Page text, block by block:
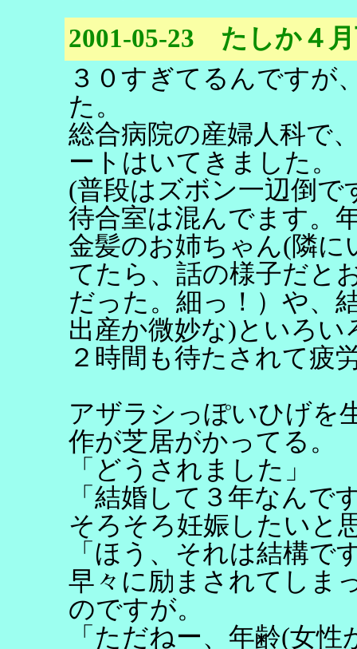
2001-05-23 たしか４
３０すぎてるんですが
た。
総合病院の産婦人科で
ートはいてきました。
(普段はズボン一辺倒で
待合室は混んでます。
金髪のお姉ちゃん(隣
てたら、話の様子だと
だった。細っ！）や、
出産か微妙な)といろい
２時間も待たされて疲
アザラシっぽいひげを
作が芝居がかってる。
「どうされました」
「結婚して３年なんで
そろそろ妊娠したいと
「ほう、それは結構で
早々に励まされてしま
のですが。
「ただねー、年齢(女